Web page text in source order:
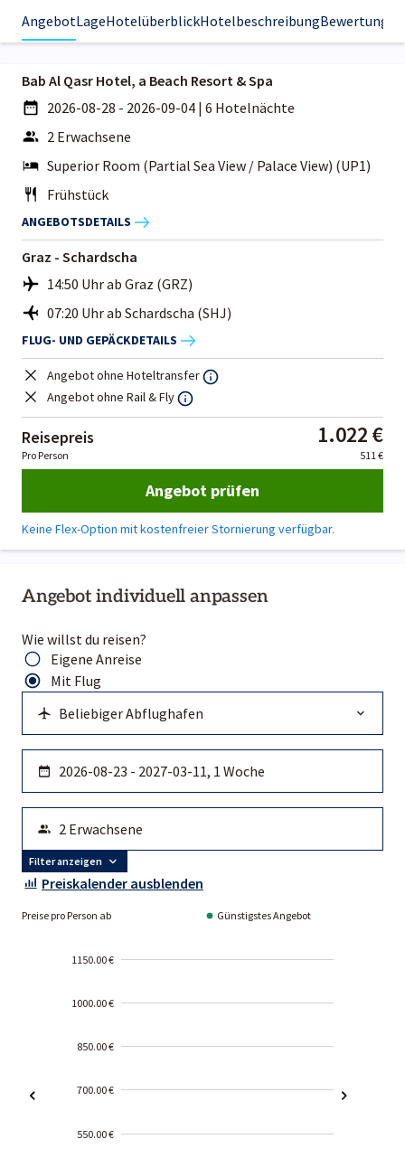
AngebotLageHotelüberblickHotelbeschreibungBewertungen
Angebot individuell anpassen
Wie willst du reisen?
Eigene Anreise
Mit Flug
Filter anzeigen
Preiskalender ausblenden
Preise pro Person ab Günstigstes Angebot
1150.00 €
1000.00 €
850.00 €
700.00 €
550.00 €
Bab Al Qasr Hotel, a Beach Resort & Spa
2026-08-28 - 2026-09-04 | 6 Hotelnächte
2 Erwachsene
Superior Room (Partial Sea View / Palace View) (UP1)
Frühstück
ANGEBOTSDETAILS
Graz - Schardscha
14:50 Uhr ab Graz (GRZ)
07:20 Uhr ab Schardscha (SHJ)
FLUG- UND GEPÄCKDETAILS
Angebot ohne Hoteltransfer
Angebot ohne Rail & Fly
Reisepreis 1.022 €
Pro Person 511 €
Angebot prüfen
Keine Flex-Option mit kostenfreier Stornierung verfügbar.